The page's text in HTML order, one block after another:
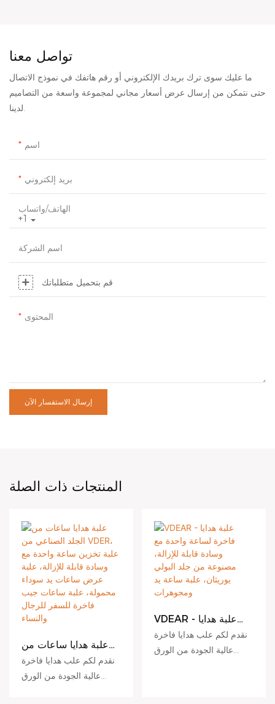
تواصل معنا
ما عليك سوى ترك بريدك الإلكتروني أو رقم هاتفك في نموذج الاتصال
حتى نتمكن من إرسال عرض أسعار مجاني لمجموعة واسعة من التصاميم
لدينا.
اسم
بريد إلكتروني
+1
الهاتف/واتساب
اسم الشركة
قم بتحميل متطلباتك
المحتوى
إرسال الاستفسار الآن
المنتجات ذات الصلة
علبة هدايا ساعات من
الجلد الصناعي من
VDER، علبة تخزين
ساعة واحدة مع وسادة
نقدم لكم علب هدايا فاخرة
عالية الجودة من الورق
VDEAR - علبة هدايا
فاخرة لساعة واحدة مع
وسادة قابلة للإزالة،
مصنوعة من جلد البولي
نقدم لكم علب هدايا فاخرة
عالية الجودة من الورق